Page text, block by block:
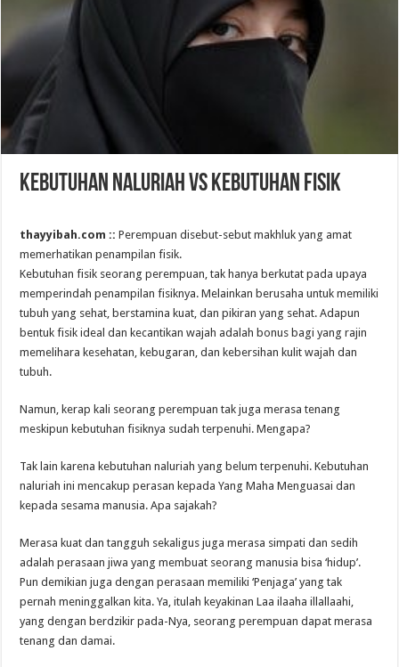
Kebutuhan Naluriah VS Kebutuhan Fisik
thayyibah.com ::Perempuan disebut-sebut makhluk yang amat
memerhatikan penampilan fisik.
Kebutuhan fisik seorang perempuan, tak hanya berkutat pada upaya
memperindah penampilan fisiknya. Melainkan berusaha untuk memiliki
tubuh yang sehat, berstamina kuat, dan pikiran yang sehat. Adapun
bentuk fisik ideal dan kecantikan wajah adalah bonus bagi yang rajin
memelihara kesehatan, kebugaran, dan kebersihan kulit wajah dan
tubuh.
Namun, kerap kali seorang perempuan tak juga merasa tenang
meskipun kebutuhan fisiknya sudah terpenuhi. Mengapa?
Tak lain karena kebutuhan naluriah yang belum terpenuhi. Kebutuhan
naluriah ini mencakup perasan kepada Yang Maha Menguasai dan
kepada sesama manusia. Apa sajakah?
Merasa kuat dan tangguh sekaligus juga merasa simpati dan sedih
adalah perasaan jiwa yang membuat seorang manusia bisa ‘hidup’.
Pun demikian juga dengan perasaan memiliki ‘Penjaga’ yang tak
pernah meninggalkan kita. Ya, itulah keyakinan Laa ilaaha illallaahi,
yang dengan berdzikir pada-Nya, seorang perempuan dapat merasa
tenang dan damai.